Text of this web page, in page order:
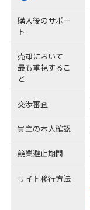
購入後のサポー
ト
売却において
最も重視するこ
と
交渉審査
買主の本人確認
競業避止期間
サイト移行方法